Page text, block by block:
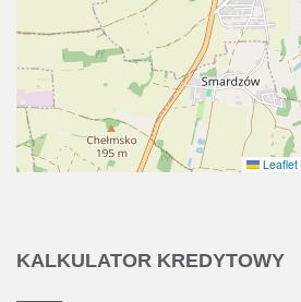
Leaflet
KALKULATOR KREDYTOWY